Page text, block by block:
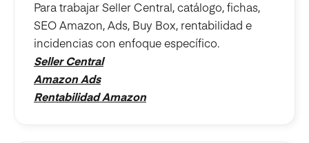
Para trabajar Seller Central, catálogo, fichas,
SEO Amazon, Ads, Buy Box, rentabilidad e
incidencias con enfoque específico.
Seller Central
Amazon Ads
Rentabilidad Amazon